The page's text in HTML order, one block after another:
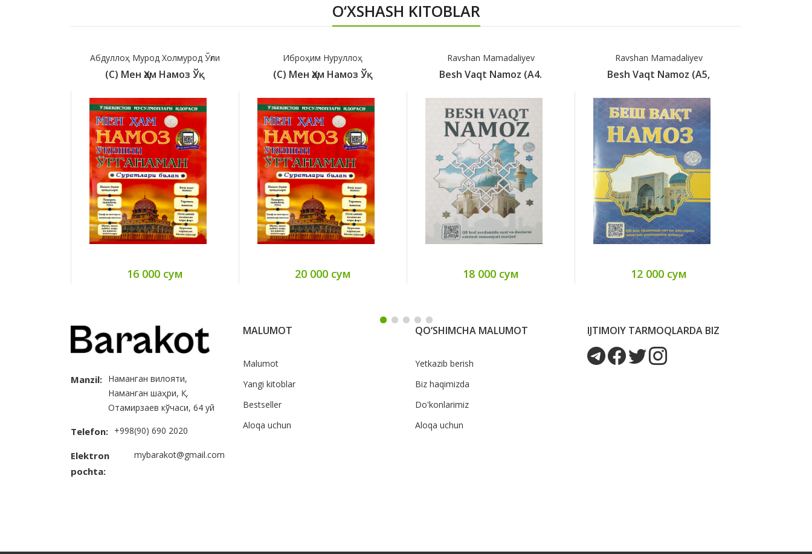
O‘XSHASH KITOBLAR
Абдуллоҳ Мурод Холмурод Ўғли
(с) Мен Ҳам Намоз Ўқ
16 000 сум
Иброҳим Нуруллоҳ
(с) Мен Ҳам Намоз Ўқ
20 000 сум
Ravshan Mamadaliyev
Besh Vaqt Namoz (A4.
18 000 сум
Ravshan Mamadaliyev
Besh Vaqt Namoz (A5,
12 000 сум
Manzil: Наманган вилояти,
Наманган шаҳри, Қ.
Отамирзаев кўчаси, 64 уй
Telefon: +998(90) 690 2020
Elektron
pochta:
mybarakot@gmail.com
MALUMOT
Malumot
Yangi kitoblar
Bestseller
Aloqa uchun
QO‘SHIMCHA MALUMOT
Yetkazib berish
Biz haqimizda
Do'konlarimiz
Aloqa uchun
IJTIMOIY TARMOQLARDA BIZ